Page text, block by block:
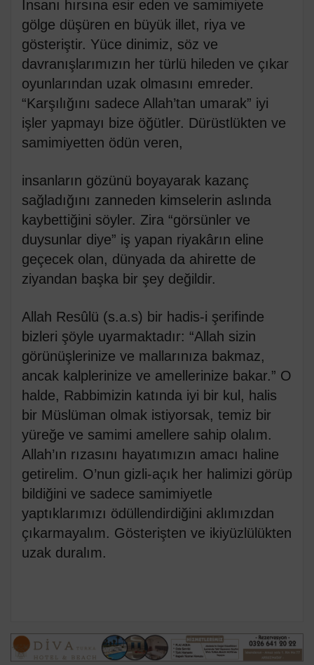
İnsanı hırsına esir eden ve samimiyete
gölge düşüren en büyük illet, riya ve
gösteriştir. Yüce dinimiz, söz ve
davranışlarımızın her türlü hileden ve çıkar
oyunlarından uzak olmasını emreder.
“Karşılığını sadece Allah’tan umarak” iyi
işler yapmayı bize öğütler. Dürüstlükten ve
samimiyetten ödün veren,
insanların gözünü boyayarak kazanç
sağladığını zanneden kimselerin aslında
kaybettiğini söyler. Zira “görsünler ve
duysunlar diye” iş yapan riyakârın eline
geçecek olan, dünyada da ahirette de
ziyandan başka bir şey değildir.
Allah Resûlü (s.a.s) bir hadis-i şerifinde
bizleri şöyle uyarmaktadır: “Allah sizin
görünüşlerinize ve mallarınıza bakmaz,
ancak kalplerinize ve amellerinize bakar.” O
halde, Rabbimizin katında iyi bir kul, halis
bir Müslüman olmak istiyorsak, temiz bir
yüreğe ve samimi amellere sahip olalım.
Allah’ın rızasını hayatımızın amacı haline
getirelim. O’nun gizli-açık her halimizi görüp
bildiğini ve sadece samimiyetle
yaptıklarımızı ödüllendirdiğini aklımızdan
çıkarmayalım. Gösterişten ve ikiyüzlülükten
uzak duralım.